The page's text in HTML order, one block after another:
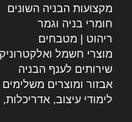
מקצועות הבניה השונים
חומרי בניה וגמר
ריהוט | מטבחים
מוצרי חשמל
שירותים לענף הבניה
אבזור ומוצרים משלימים
לימודי עיצוב,